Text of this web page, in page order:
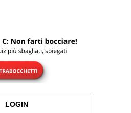
LOGIN